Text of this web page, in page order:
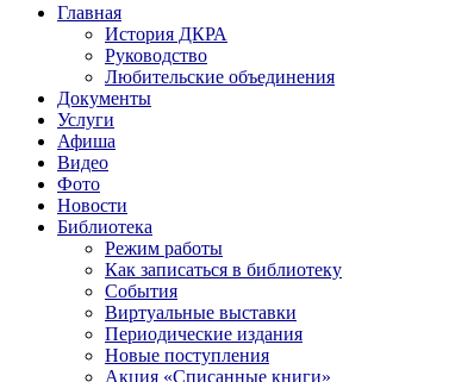
Главная
История ДКРА
Руководство
Любительские объединения
Документы
Услуги
Афиша
Видео
Фото
Новости
Библиотека
Режим работы
Как записаться в библиотеку
События
Виртуальные выставки
Периодические издания
Новые поступления
Акция «Списанные книги»